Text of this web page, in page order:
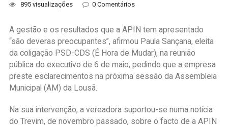
895 visualizações
0 Comentários
A gestão e os resultados que a APIN tem apresentado
“são deveras preocupantes”, afirmou Paula Sançana, eleita
da coligação PSD-CDS (É Hora de Mudar), na reunião
pública do executivo de 6 de maio, pedindo que a empresa
preste esclarecimentos na próxima sessão da Assembleia
Municipal (AM) da Lousã.
Na sua intervenção, a vereadora suportou-se numa notícia
do Trevim, de novembro passado, sobre o facto de a APIN